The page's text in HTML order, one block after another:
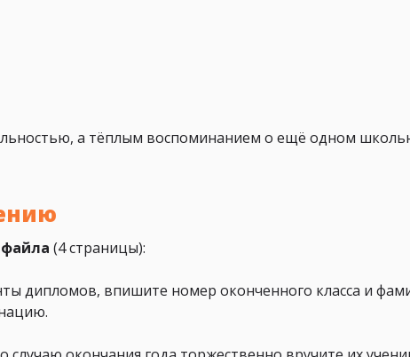
а тёплым воспоминанием о ещё одном
файла (4 страницы):
дипломов, впишите номер оконченного класса и